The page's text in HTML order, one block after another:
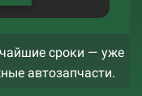
сроки — уже
автозапчасти.